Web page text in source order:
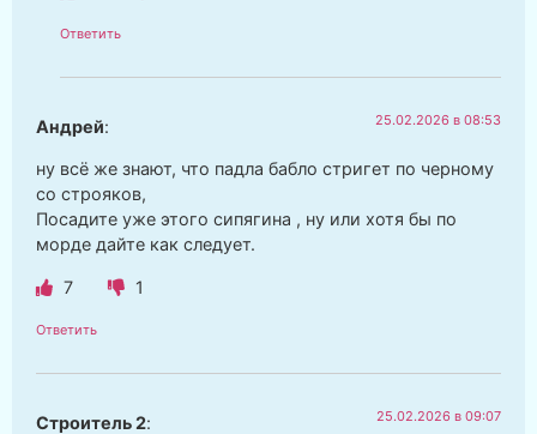
Ответить
Андрей: 25.02.2026 в 08:53
ну всё же знают, что падла бабло стригет по черному
со строяков,
Посадите уже этого сипягина , ну или хотя бы по
морде дайте как следует.
7 1
Ответить
Строитель 2: 25.02.2026 в 09:07